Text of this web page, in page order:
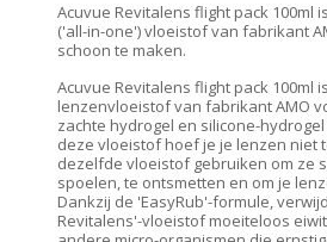
Acuvue Revitalens flight pack 100ml
('all-in-one') vloeistof van fabrikant
schoon te maken.
Acuvue Revitalens flight pack 100ml
lenzenvloeistof van fabrikant AMO
zachte hydrogel en silicone-
deze vloeistof hoef je je lenzen niet
dezelfde vloeistof gebruiken om ze
spoelen, te ontsmetten en om je
Dankzij de 'EasyRub'-formule,
Revitalens'-vloeistof moeiteloos